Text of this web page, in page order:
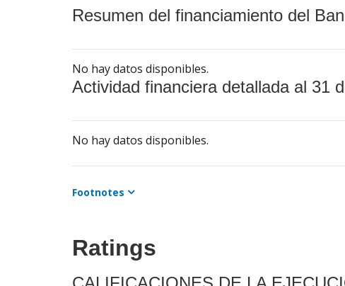
Resumen del financiamiento del
No hay datos disponibles.
Actividad financiera detallada al 31
No hay datos disponibles.
Footnotes
Ratings